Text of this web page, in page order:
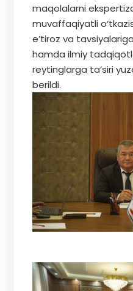
maqolalarni
muvaffaqiyatli
e’tiroz va
hamda ilmiy
reytinglarga ta’siri
berildi.